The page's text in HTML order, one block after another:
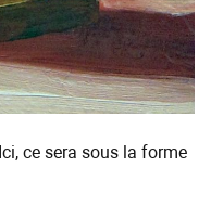
ce sera sous la forme